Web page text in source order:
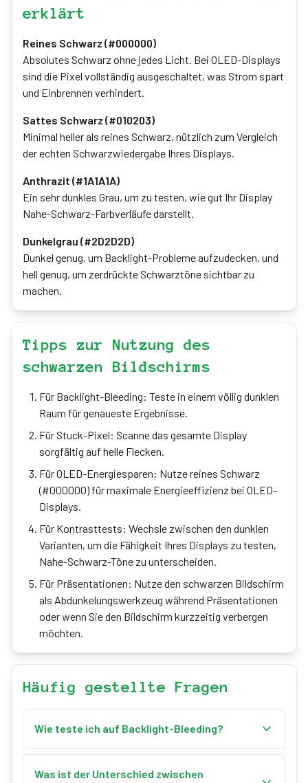
erklärt
Reines Schwarz (#000000)
Absolutes Schwarz ohne jedes Licht. Bei OLED-Displays
sind die Pixel vollständig ausgeschaltet, was Strom spart
und Einbrennen verhindert.
Sattes Schwarz (#010203)
Minimal heller als reines Schwarz, nützlich zum Vergleich
der echten Schwarzwiedergabe Ihres Displays.
Anthrazit (#1A1A1A)
Ein sehr dunkles Grau, um zu testen, wie gut Ihr Display
Nahe-Schwarz-Farbverläufe darstellt.
Dunkelgrau (#2D2D2D)
Dunkel genug, um Backlight-Probleme aufzudecken, und
hell genug, um zerdrückte Schwarztöne sichtbar zu
machen.
Tipps zur Nutzung des
schwarzen Bildschirms
Für Backlight-Bleeding: Teste in einem völlig dunklen
Raum für genaueste Ergebnisse.
Für Stuck-Pixel: Scanne das gesamte Display
sorgfältig auf helle Flecken.
Für OLED-Energiesparen: Nutze reines Schwarz
(#000000) für maximale Energieeffizienz bei OLED-
Displays.
Für Kontrasttests: Wechsle zwischen den dunklen
Varianten, um die Fähigkeit Ihres Displays zu testen,
Nahe-Schwarz-Töne zu unterscheiden.
Für Präsentationen: Nutze den schwarzen Bildschirm
als Abdunkelungswerkzeug während Präsentationen
oder wenn Sie den Bildschirm kurzzeitig verbergen
möchten.
Häufig gestellte Fragen
Wie teste ich auf Backlight-Bleeding?
Starte den Vollbildmodus in einem dunklen Raum.
Suche nach hellen Stellen an den Rändern oder Ecken
Was ist der Unterschied zwischen